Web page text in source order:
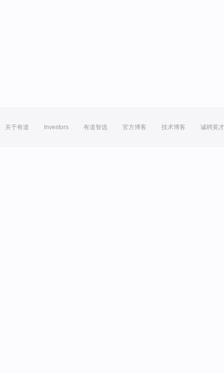
关于有道 Investors 有道智选 官方博客 技术博客 诚聘英才